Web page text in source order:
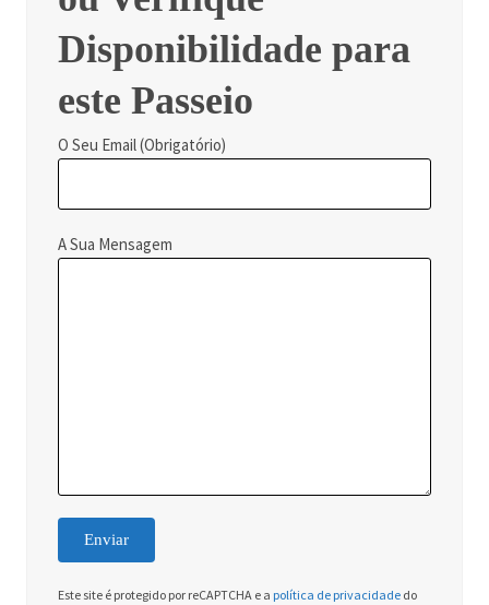
Disponibilidade para
este Passeio
O Seu Email (Obrigatório)
A Sua Mensagem
Este site é protegido por reCAPTCHA e a política de privacidade do